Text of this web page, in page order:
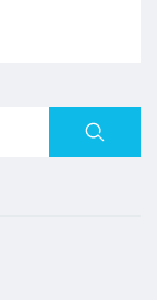
Rechercher :